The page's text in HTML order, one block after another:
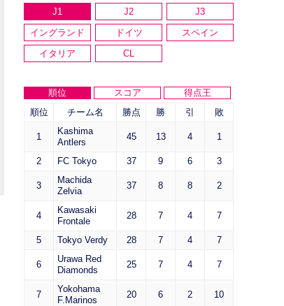
J1 J2
J3
イングランド
ドイツ
スペイン
イタリア
CL
順位 スコア
得点王
順位
チーム名 勝点 勝 引 敗
1
Kashima
Antlers
45 13 4 1
2 FC Tokyo 37 9 6 3
3
Machida
Zelvia
37 8 8 2
4
Kawasaki
Frontale
28 7 4 7
5 Tokyo Verdy 28 7 4 7
6
Urawa Red
Diamonds
25 7 4 7
7
Yokohama
F.Marinos
20 6 2 10